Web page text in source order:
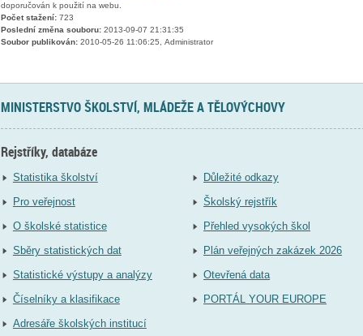
doporučován k použití na webu.
Počet stažení:723
Poslední změna souboru:2013-09-07 21:31:35
Soubor publikován:2010-05-26 11:06:25, Administrator
MINISTERSTVO ŠKOLSTVÍ, MLÁDEŽE A TĚLOVÝCHOVY
Rejstříky, databáze
Statistika školství
Pro veřejnost
O školské statistice
Sběry statistických dat
Statistické výstupy a analýzy
Číselníky a klasifikace
Adresáře školských institucí
Důležité odkazy
Školský rejstřík
Přehled vysokých škol
Plán veřejných zakázek 2026
Otevřená data
PORTÁL YOUR EUROPE